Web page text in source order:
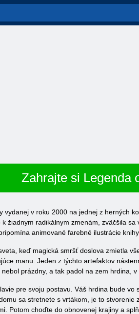
Zahrajte si Legenda
vydanej v roku 2000 na jednej z herných
žiadnym radikálnym zmenám, zväčšila
animované farebné ilustrácie
keď magická smršť doslova zmietla
manu. Jeden z týchto artefaktov
prázdny, a tak padol na zem hrdina,
pre svoju postavu. Váš hrdina bude
sa stretnete s vrtákom, je to
Potom choďte do obnovenej krajiny a